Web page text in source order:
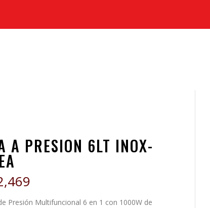
A PRESION 6LT INOX-
Presión Multifuncional 6 en 1 con 1000W de